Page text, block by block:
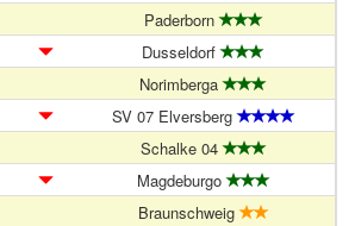
Paderborn
Dusseldorf
Norimberga
SV 07 Elversberg
Schalke 04
Magdeburgo
Braunschweig